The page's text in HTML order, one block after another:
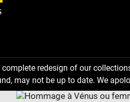
complete redesign of our
may not be up to date. We